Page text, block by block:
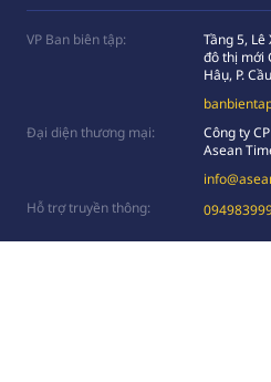
VP Ban biên tập:
Tầng 5,
đô thị mới
Hâụ, P.
Đại diện thương mại:
Công ty
Asean
Hỗ trợ truyền thông: